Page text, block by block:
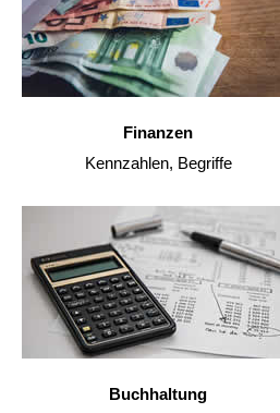
Finanzen
Kennzahlen, Begriffe
Buchhaltung